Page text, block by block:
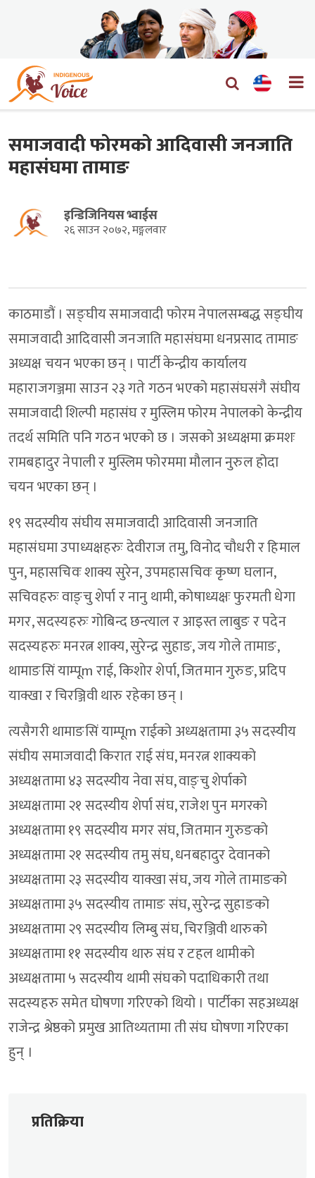
समाजवादी फोरमको आदिवासी जनजाति
महासंघमा तामाङ
इन्डिजिनियस भ्वाईस
२६ साउन २०७२, मङ्गलवार
काठमाडौं । सङ्घीय समाजवादी फोरम नेपालसम्बद्ध सङ्घीय
समाजवादी आदिवासी जनजाति महासंघमा धनप्रसाद तामाङ
अध्यक्ष चयन भएका छन् । पार्टी केन्द्रीय कार्यालय
महाराजगञ्जमा साउन २३ गते गठन भएको महासंघसंगै संघीय
समाजवादी शिल्पी महासंघ र मुस्लिम फोरम नेपालको केन्द्रीय
तदर्थ समिति पनि गठन भएको छ । जसको अध्यक्षमा क्रमशः
रामबहादुर नेपाली र मुस्लिम फोरममा मौलान नुरुल होदा
चयन भएका छन् ।
१९ सदस्यीय संघीय समाजवादी आदिवासी जनजाति
महासंघमा उपाध्यक्षहरुः देवीराज तमु, विनोद चौधरी र हिमाल
पुन, महासचिवः शाक्य सुरेन, उपमहासचिवः कृष्ण घलान,
सचिवहरुः वाङ्चु शेर्पा र नानु थामी, कोषाध्यक्षः फुरमती धेगा
मगर, सदस्यहरुः गोबिन्द छन्त्याल र आइस्त लाबुङ र पदेन
सदस्यहरुः मनरत्न शाक्य, सुरेन्द्र सुहाङ, जय गोले तामाङ,
थामाङसिं याम्पूm राई, किशोर शेर्पा, जितमान गुरुङ, प्रदिप
याक्खा र चिरञ्जिवी थारु रहेका छन् ।
त्यसैगरी थामाङसिं याम्पूm राईको अध्यक्षतामा ३५ सदस्यीय
संघीय समाजवादी किरात राई संघ, मनरत्न शाक्यको
अध्यक्षतामा ४३ सदस्यीय नेवा संघ, वाङ्चु शेर्पाको
अध्यक्षतामा २१ सदस्यीय शेर्पा संघ, राजेश पुन मगरको
अध्यक्षतामा १९ सदस्यीय मगर संघ, जितमान गुरुङको
अध्यक्षतामा २१ सदस्यीय तमु संघ, धनबहादुर देवानको
अध्यक्षतामा २३ सदस्यीय याक्खा संघ, जय गोले तामाङको
अध्यक्षतामा ३५ सदस्यीय तामाङ संघ, सुरेन्द्र सुहाङको
अध्यक्षतामा २९ सदस्यीय लिम्बु संघ, चिरञ्जिवी थारुको
अध्यक्षतामा ११ सदस्यीय थारु संघ र टहल थामीको
अध्यक्षतामा ५ सदस्यीय थामी संघको पदाधिकारी तथा
सदस्यहरु समेत घोषणा गरिएको थियो । पार्टीका सहअध्यक्ष
राजेन्द्र श्रेष्ठको प्रमुख आतिथ्यतामा ती संघ घोषणा गरिएका
हुन् ।
प्रतिक्रिया